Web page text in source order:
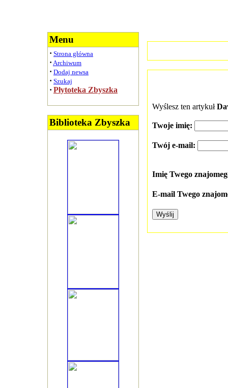
Menu
· Strona główna
· Archiwum
· Dodaj newsa
· Szukaj
· Płytoteka Zbyszka
Biblioteka Zbyszka
Wyślesz ten artykuł
Twoje imię:
Twój e-mail:
Imię Twego
E-mail Twego